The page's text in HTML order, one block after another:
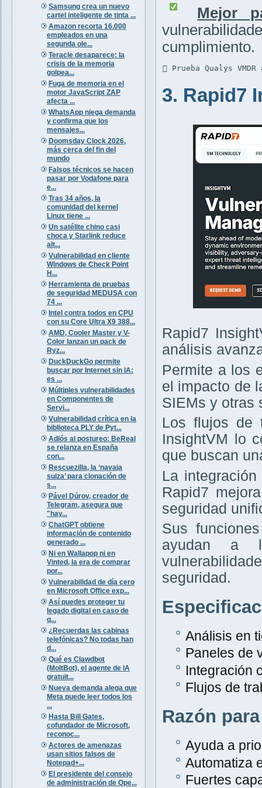
Samsung crea un nuevo
cartel inteligente de tinta ...
Amazon recorta 16.000
empleados en una
segunda ole...
Teracle desaparece: la
crisis de la memoria
golpea...
Fuga de memoria en el
motor JavaScript ZAP
afecta ...
WhatsApp niega demanda
y confirma que los
mensajes...
Doomsday Clock 2026,
más cerca del fin del
mundo
Falsos técnicos se hacen
pasar por Vodafone para
e...
Tras 34 años, la
comunidad del kernel
Linux tiene ...
Un satélite chino casi
choca y Starlink reduce
alt...
Vulnerabilidad en cliente
Windows de Check Point
H...
Herramienta de pruebas
de seguridad MEDUSA con
74 ...
Intel contra todos en CPU
con su Core Ultra X9 388...
AMD, Cooler Master y V-
Color lanzan un pack de
Ryz...
DuckDuckGo permite
buscar por Internet sin IA:
es ...
Múltiples vulnerabilidades
en Componentes de
Servi...
Vulnerabilidad crítica en la
biblioteca PLY de Pyt...
Adiós al postureo: BeReal
se relanza en España
con...
Rescuezilla, la ‘navaja
suiza’ para clonación de
s...
Pável Dúrov, creador de
Telegram, asegura que
"hay...
ChatGPT obtiene
información de contenido
generado ...
Ni en Wallapop ni en
Vinted, la era de comprar
por...
Vulnerabilidad de día cero
en Microsoft Office exp...
Así puedes proteger tu
legado digital en caso de
q...
¿Recuerdas las cabinas
telefónicas? No todas han
d...
Qué es Clawdbot
(MoltBot), el agente de IA
gratuit...
Nueva demanda alega que
Meta puede leer todos los
...
Hasta Bill Gates,
cofundador de Microsoft,
reconoc...
Actores de amenazas
usan sitios falsos de
Notepad+...
El presidente del consejo
de administración de Ope...
Mejor
cumplimiento.
 Prueba Qualys
3. Rapid7
Rapid7
análisis
Permite a los
el impacto de
SIEMs y otras
Los flujos de
InsightVM lo
que buscan
La
Rapid7
seguridad
Sus
ayudan a
seguridad.
Análisis en
Paneles de
Integración
Flujos de
Razón
Ayuda a
Automatiza
Fuertes